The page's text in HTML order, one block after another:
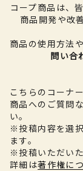
コープ商品は、
商品開発や改
商品の使用方法
問い合
こちらのコーナ
商品へのご質問
い。
※投稿内容を選
ます。
※投稿いただい
詳細は著作権に